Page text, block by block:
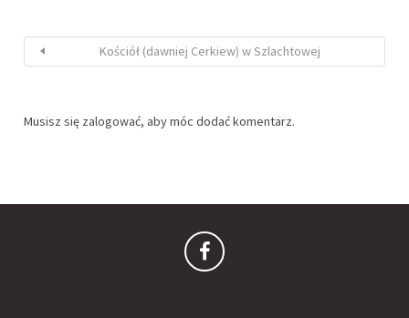
Kościół (dawniej Cerkiew) w Szlachtowej
Musisz się zalogować, aby móc dodać komentarz.